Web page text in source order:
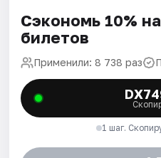
Сэкономь 10%
билетов
Применили: 8 738 раз
1 шаг.